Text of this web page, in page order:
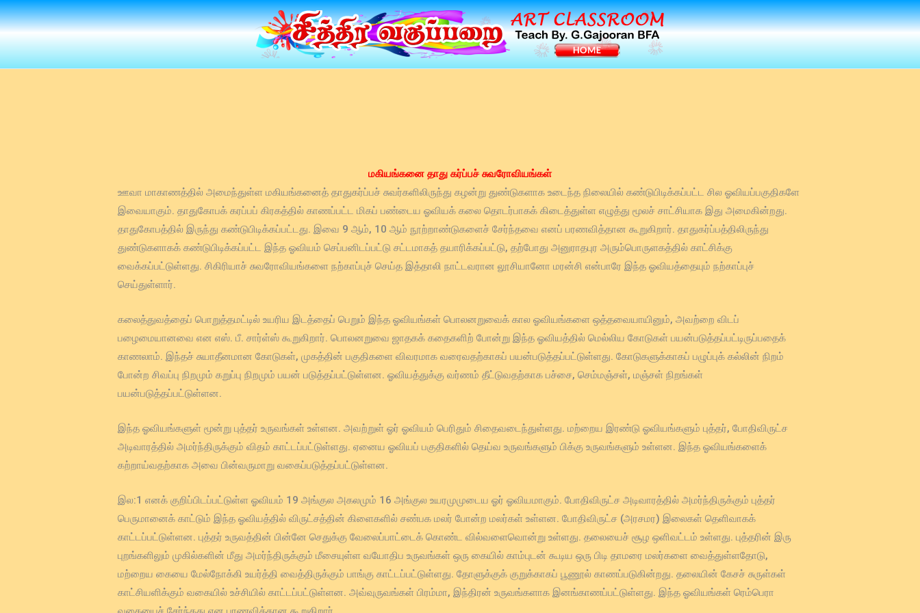
Skip
to
content
மகியங்கனை தாது கர்ப்பச் சுவரோவியங்கள்
ஊவா மாகாணத்தில் அமைந்துள்ள மகியங்கனைத் தாதுகர்ப்பச் சுவர்களிலிருந்து கழன்று துண்டுகளாக உடைந்த நிலையில் கண்டுபிடிக்கப்பட்ட சில ஓவியப்பகுதிகளே
இவையாகும். தாதுகோபக் கரப்பப் கிரகத்தில் காணப்பட்ட மிகப் பண்டைய ஓவியக் கலை தொடர்பாகக் கிடைத்துள்ள எழுத்து மூலச் சாட்சியாக இது அமைகின்றது.
தாதுகோபத்தில் இருந்து கண்டுபிடிக்கப்பட்டது. இவை 9 ஆம், 10 ஆம் நூற்றாண்டுகளைச் சேர்ந்தவை எனப் பரணவித்தான கூறுகிறார். தாதுகர்ப்பத்திலிருந்து
துண்டுகளாகக் கண்டுபிடிக்கப்பட்ட இந்த ஓவியம் செப்பனிடப்பட்டு சட்டமாகத் தயாரிக்கப்பட்டு, தற்போது அனுராதபுர அரும்பொருளகத்தில் காட்சிக்கு
வைக்கப்பட்டுள்ளது. சிகிரியாச் சுவரோவியங்களை நற்காப்புச் செய்த இத்தாலி நாட்டவரான லூசியானோ மரன்சி என்பாரே இந்த ஓவியத்தையும் நற்காப்புச்
செய்துள்ளார்.
கலைத்துவத்தைப் பொறுத்தமட்டில் உயரிய இடத்தைப் பெறும் இந்த ஓவியங்கள் பொலனறுவைக் கால ஓவியங்களை ஒத்தவையாயினும், அவற்றை விடப்
பழைமையானவை என எஸ். பீ. சார்ள்ஸ் கூறுகிறார். பொலனறுவை ஜாதகக் கதைகளிற் போன்று இந்த ஓவியத்தில் மெல்லிய கோடுகள் பயன்படுத்தப்பட்டிருப்பதைக்
காணலாம். இந்தச் சுயாதீனமான கோடுகள், முகத்தின் பகுதிகளை விவரமாக வரைவதற்காகப் பயன்படுத்தப்பட்டுள்ளது. கோடுகளுக்காகப் பழுப்புக் கல்லின் நிறம்
போன்ற சிவப்பு நிறமும் கறுப்பு நிறமும் பயன் படுத்தப்பட்டுள்ளன. ஓவியத்துக்கு வர்ணம் தீட்டுவதற்காக பச்சை, செம்மஞ்சள், மஞ்சள் நிறங்கள்
பயன்படுத்தப்பட்டுள்ளன.
இந்த ஓவியங்களுள் மூன்று புத்தர் உருவங்கள் உள்ளன. அவற்றுள் ஓர் ஓவியம் பெரிதும் சிதைவடைந்துள்ளது. மற்றைய இரண்டு ஓவியங்களும் புத்தர், போதிவிருட்ச
அடிவாரத்தில் அமர்ந்திருக்கும் விதம் காட்டப்பட்டுள்ளது. ஏனைய ஓவியப் பகுதிகளில் தெய்வ உருவங்களும் பிக்கு உருவங்களும் உள்ளன. இந்த ஓவியங்களைக்
கற்றாய்வதற்காக அவை பின்வருமாறு வகைப்படுத்தப்பட்டுள்ளன.
இல:1 எனக் குறிப்பிடப்பட்டுள்ள ஓவியம் 19 அங்குல அகலமும் 16 அங்குல உயரமுமுடைய ஓர் ஓவியமாகும். போதிவிருட்ச அடிவாரத்தில் அமர்ந்திருக்கும் புத்தர்
பெருமானைக் காட்டும் இந்த ஓவியத்தில் விருட்சத்தின் கிளைகளில் சண்பக மலர் போன்ற மலர்கள் உள்ளன. போதிவிருட்ச (அரசமர) இலைகள் தெளிவாகக்
காட்டப்பட்டுள்ளன. புத்தர் உருவத்தின் பின்னே செதுக்கு வேலைப்பாட்டைக் கொண்ட வில்வளைவொன்று உள்ளது. தலையைச் சூழ ஒளிவட்டம் உள்ளது. புத்தரின் இரு
புறங்களிலும் முகில்களின் மீது அமர்ந்திருக்கும் மீசையுள்ள வயோதிப உருவங்கள் ஒரு கையில் காம்புடன் கூடிய ஒரு பிடி தாமரை மலர்களை வைத்துள்ளதோடு,
மற்றைய கையை மேல்நோக்கி உயர்த்தி வைத்திருக்கும் பாங்கு காட்டப்பட்டுள்ளது. தோளுக்குக் குறுக்காகப் பூணூல் காணப்படுகின்றது. தலையின் கேசச் சுருள்கள்
காட்சியளிக்கும் வகையில் உச்சியில் காட்டப்பட்டுள்ளன. அவ்வுருவங்கள் பிரம்மா, இந்திரன் உருவங்களாக இனங்காணப்பட்டுள்ளது. இந்த ஓவியங்கள் ரெம்பெரா